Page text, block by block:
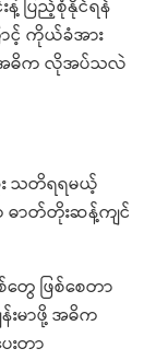
နဲ့ ပြည့်စုံနိုင်ရန်
င့် ကိုယ်ခံအား
ဓိက လိုအပ်သလဲ
သတိရရမယ့်
ဓာတ်တိုးဆန့်ကျင်
ေ ဖြစ်စေတာ
န်းမာဖို့ အဓိက
းတာ